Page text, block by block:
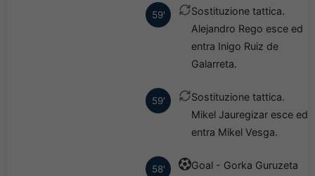
59'
Sostituzione tattica.
Alejandro Rego esce ed
entra Inigo Ruiz de
Galarreta.
59'
Sostituzione tattica.
Mikel Jauregizar esce ed
entra Mikel Vesga.
58'
Goal - Gorka Guruzeta